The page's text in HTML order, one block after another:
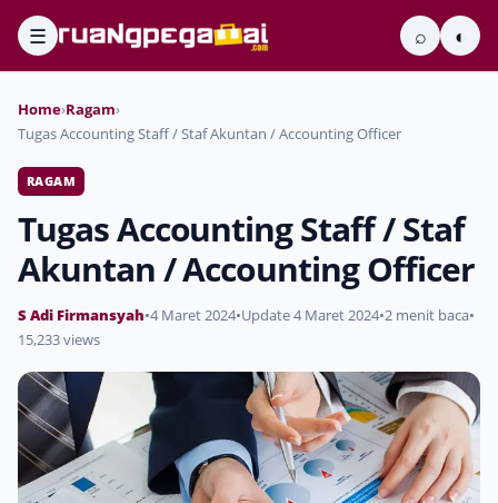
☰ ⌕ ◐
Home›Ragam›
Tugas Accounting Staff / Staf Akuntan / Accounting Officer
RAGAM
Tugas Accounting Staff / Staf
Akuntan / Accounting Officer
S Adi Firmansyah•4 Maret 2024•Update 4 Maret 2024•2 menit baca•
15,233 views